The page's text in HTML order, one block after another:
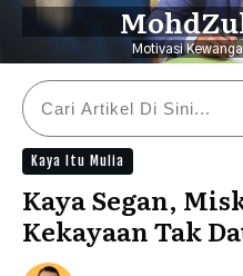
Motivasi
Kaya Itu Mulia
Kaya Segan,
Kekayaan Tak